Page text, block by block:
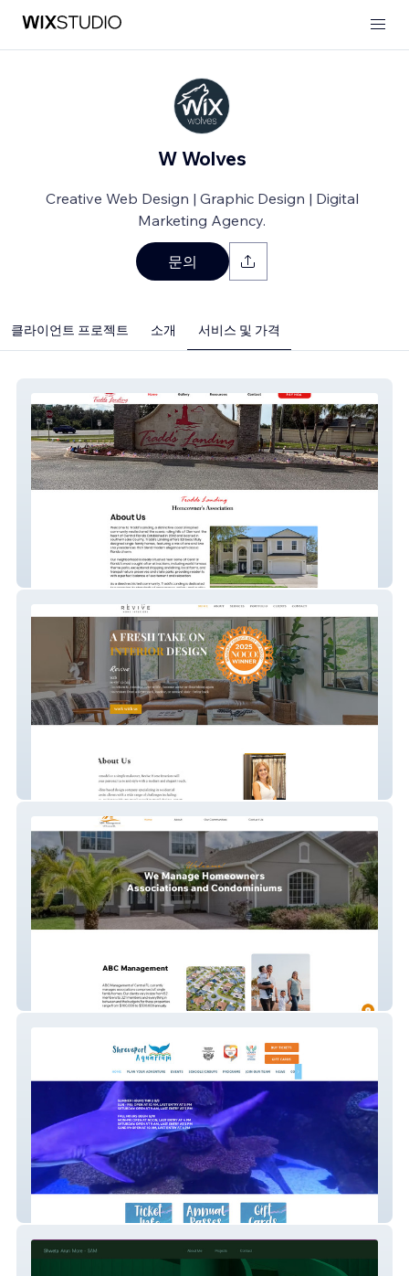
W Wolves
Creative Web Design | Graphic Design | Digital
Marketing Agency.
문의
클라이언트 프로젝트 소개 서비스 및 가격
Tradds Landing HOA
Revive Home Interior
ABC Management FL
Shreveport Aquarium